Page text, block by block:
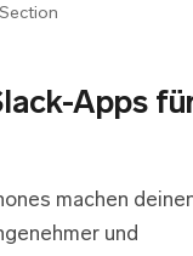
Apps
machen
und